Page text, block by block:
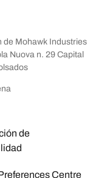
de Mohawk Industries
Nuova n. 29 Capital
de
Centre